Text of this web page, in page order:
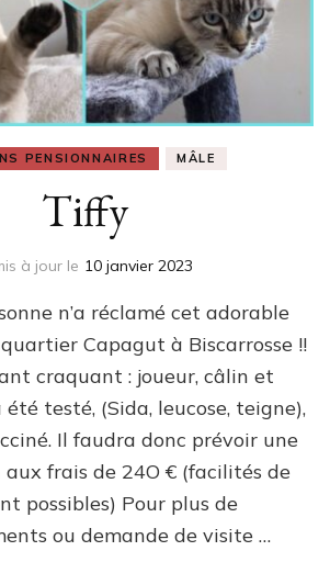
PENSIONNAIRES MÂLE
Tiffy
à jour le 10 janvier 2023
n’a réclamé cet adorable
Capagut à Biscarrosse !!
craquant : joueur, câlin et
testé, (Sida, leucose, teigne),
Il faudra donc prévoir une
frais de 24O € (facilités de
possibles) Pour plus de
ou demande de visite …